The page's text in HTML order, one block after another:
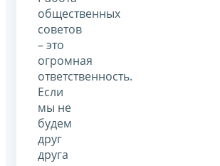
общественных
советов
– это
огромная
ответственность.
Если
мы не
будем
друг
друга